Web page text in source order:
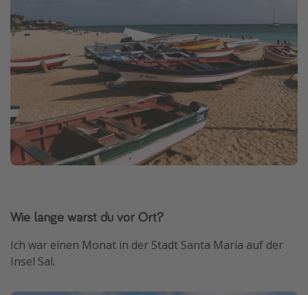
Wie lange warst du vor Ort?
Ich war einen Monat in der Stadt Santa Maria auf der
Insel Sal.